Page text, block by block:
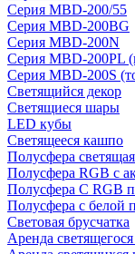
Серия MBD-200/55
Серия MBD-200BG
Серия MBD-200N
Серия MBD-200PL
Серия MBD-200S
Светящийся декор
Светящиеся шары
LED кубы
Светящееся кашпо
Полусфера
Полусфера RGB с
Полусфера С RGB
Полусфера с белой
Световая брусчатка
Аренда светящегося